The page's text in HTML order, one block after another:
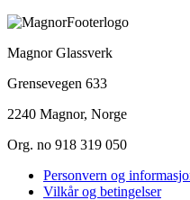
Magnor Glassverk
Grensevegen 633
2240 Magnor, Norge
Org. no 918 319 050
Personvern og
Vilkår og betingelser